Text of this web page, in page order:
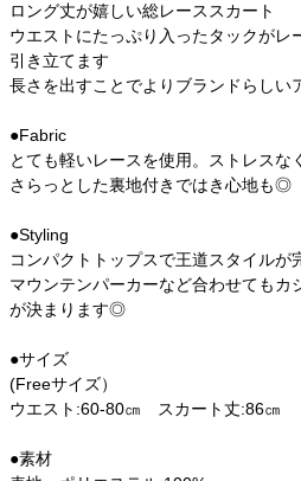
ロング丈が嬉しい総レーススカート
ウエストにたっぷり入ったタックがレ
引き立てます
長さを出すことでよりブランドらしい
●Fabric
とても軽いレースを使用。ストレスな
さらっとした裏地付きではき心地も◎
●Styling
コンパクトトップスで王道スタイルが
マウンテンパーカーなど合わせてもカ
が決まります◎
●サイズ
(Freeサイズ）
ウエスト:60-80㎝ スカート丈:86㎝
●素材